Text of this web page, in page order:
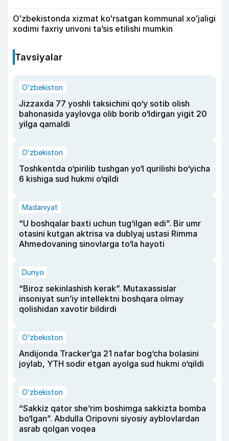
Oʻzbekistonda xizmat koʻrsatgan kommunal xoʻjaligi
xodimi faxriy unvoni taʼsis etilishi mumkin
Tavsiyalar
O‘zbekiston
Jizzaxda 77 yoshli taksichini qo‘y sotib olish
bahonasida yaylovga olib borib o‘ldirgan yigit 20
yilga qamaldi
O‘zbekiston
Toshkentda o‘pirilib tushgan yo‘l qurilishi bo‘yicha
6 kishiga sud hukmi o‘qildi
Madaniyat
“U boshqalar baxti uchun tug‘ilgan edi”. Bir umr
otasini kutgan aktrisa va dublyaj ustasi Rimma
Ahmedovaning sinovlarga to‘la hayoti
Dunyo
“Biroz sekinlashish kerak”. Mutaxassislar
insoniyat sun’iy intellektni boshqara olmay
qolishidan xavotir bildirdi
O‘zbekiston
Andijonda Tracker’ga 21 nafar bog‘cha bolasini
joylab, YTH sodir etgan ayolga sud hukmi o‘qildi
O‘zbekiston
“Sakkiz qator she’rim boshimga sakkizta bomba
bo‘lgan”. Abdulla Oripovni siyosiy ayblovlardan
asrab qolgan voqea